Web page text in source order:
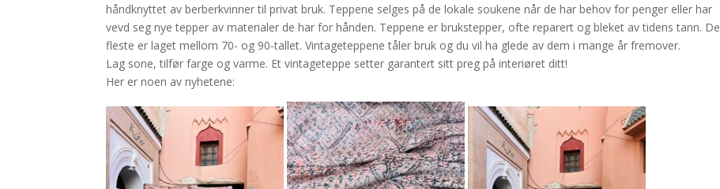
håndknyttet av berberkvinner til privat bruk. Teppene selges på de lokale soukene når de har behov for penger eller har
vevd seg nye tepper av materialer de har for hånden. Teppene er brukstepper, ofte reparert og bleket av tidens tann. De
fleste er laget mellom 70- og 90-tallet. Vintageteppene tåler bruk og du vil ha glede av dem i mange år fremover.
Lag sone, tilfør farge og varme. Et vintageteppe setter garantert sitt preg på interiøret ditt!
Her er noen av nyhetene: